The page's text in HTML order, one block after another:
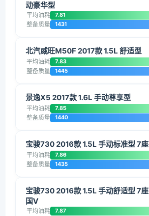
动豪华型
平均油耗 7.81
整备质量 1431
北汽威旺M50F 2017款 1.5L 舒适型
平均油耗 7.83
整备质量 1445
景逸X5 2017款 1.6L 手动尊享型
平均油耗 7.85
整备质量 1440
宝骏730 2016款 1.5L 手动标准型 7座
平均油耗 7.86
整备质量 1435
宝骏730 2016款 1.5L 手动舒适型 7座
国V
平均油耗 7.87